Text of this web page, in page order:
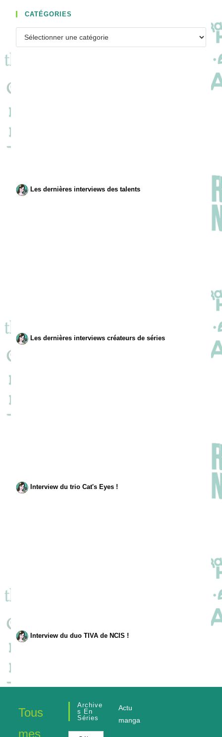
CATÉGORIES
Les dernières interviews des talents
Les dernières interviews créateurs de séries
Interview du trio Cat's Eyes !
Interview du duo TIVA de NCIS !
Tous
mes
Archive
S En
Séries
Actu
manga